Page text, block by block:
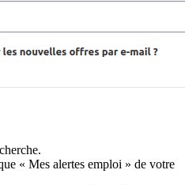
« Mes alertes emploi » de votre